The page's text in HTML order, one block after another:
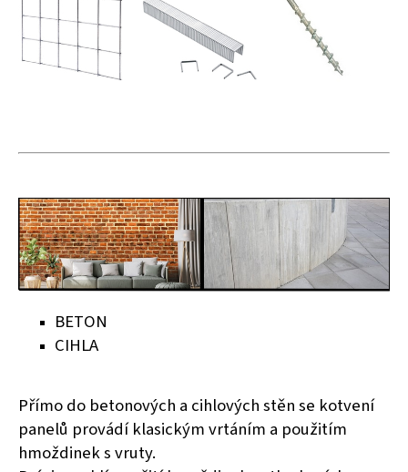
BETON
CIHLA
Přímo do betonových a cihlových stěn se kotvení
panelů provádí klasickým vrtáním a použitím
hmoždinek s vruty.